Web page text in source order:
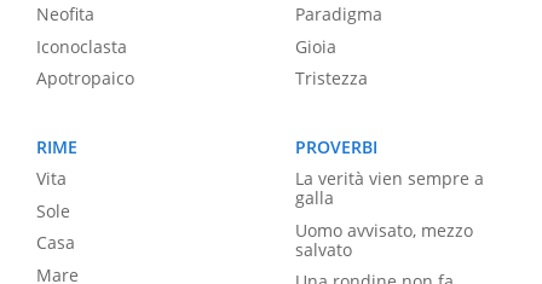
Neofita
Iconoclasta
Apotropaico
Paradigma
Gioia
Tristezza
RIME
Vita
Sole
Casa
Mare
PROVERBI
La verità vien sempre a
galla
Uomo avvisato, mezzo
salvato